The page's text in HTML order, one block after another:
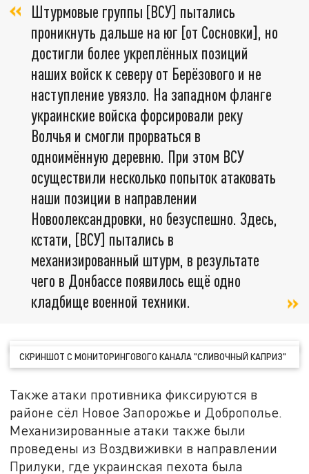
Штурмовые группы [ВСУ] пытались
проникнуть дальше на юг [от Сосновки], но
достигли более укреплённых позиций
наших войск к северу от Берёзового и не
наступление увязло. На западном фланге
украинские войска форсировали реку
Волчья и смогли прорваться в
одноимённую деревню. При этом ВСУ
осуществили несколько попыток атаковать
наши позиции в направлении
Новоолександровки, но безуспешно. Здесь,
кстати, [ВСУ] пытались в
механизированный штурм, в результате
чего в Донбассе появилось ещё одно
кладбище военной техники.
СКРИНШОТ С МОНИТОРИНГОВОГО КАНАЛА "СЛИВОЧНЫЙ КАПРИЗ"
Также атаки противника фиксируются в
районе сёл Новое Запорожье и Доброполье.
Механизированные атаки также были
проведены из Воздвиживки в направлении
Прилуки, где украинская пехота была